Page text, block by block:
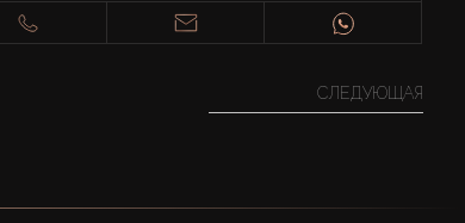
СЛЕДУЮЩАЯ